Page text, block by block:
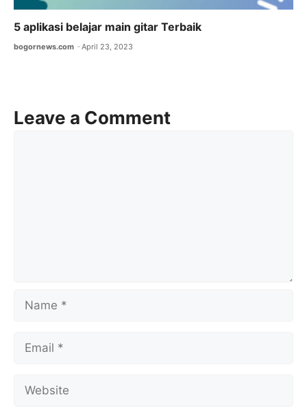
5 aplikasi belajar main gitar Terbaik
bogornews.com April 23, 2023
Leave a Comment
Name
Email
Website